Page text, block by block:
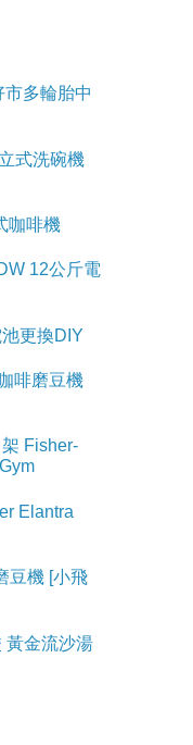
市多輪胎中
式洗碗機
咖啡機
12公斤電
更換DIY
啡磨豆機
Fisher-
Elantra
豆機 [小飛
黃金流沙湯